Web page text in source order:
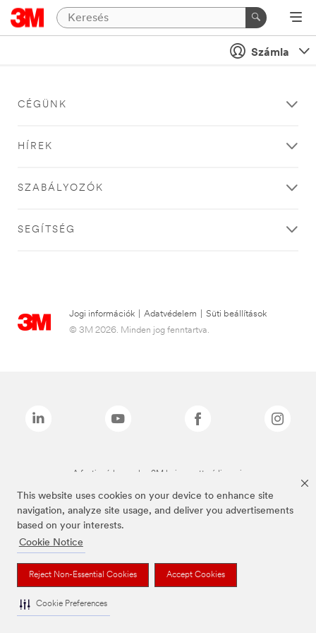
This website uses cookies on your device to enhance site
navigation, analyze site usage, and deliver you advertisements
based on your interests.
Cookie Notice
Reject Non-Essential Cookies Accept Cookies
Cookie Preferences
Számla
CÉGÜNK
HÍREK
SZABÁLYOZÓK
SEGÍTSÉG
Jogi információk Adatvédelem
Süti beállítások
© 3M 2026. Minden jog fenntartva.
A fenti márkanevek a 3M bejegyzett védjegyei.